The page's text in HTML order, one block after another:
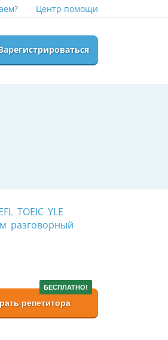
Центр помощи
TOEIC YLE
разговорный
БЕСПЛАТНО!
репетитора